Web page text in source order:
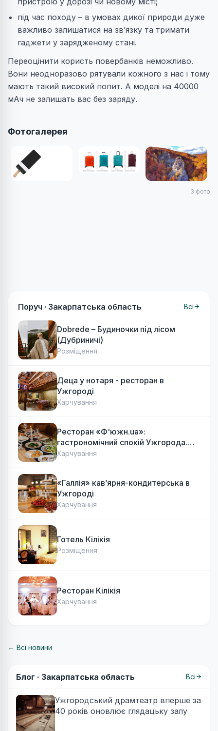
під час походу – в умовах дикої природи дуже
важливо залишатися на зв’язку та тримати
гаджети у зарядженому стані.
Переоцінити користь повербанків неможливо.
Вони неодноразово рятували кожного з нас і тому
мають такий високий попит. А моделі на 40000
мАч не залишать вас без заряду.
Фотогалерея
3 фото
Поруч · Закарпатська область Всі
Dobrede – Будиночки під лісом
(Дубриничі)
Розміщення
Деца у нотаря - ресторан в
Ужгороді
Харчування
Ресторан «Ф'южн.ua»:
гастрономічний спокій Ужгорода.
Авторська локальна кухня, затишок
Харчування
«Галлія» кав’ярня-кондитерська в
Ужгороді
Харчування
Готель Кілікія
Розміщення
Ресторан Кілікія
Харчування
← Всі новини
Блог · Закарпатська область Всі
Ужгородський драмтеатр вперше за
40 років оновлює глядацьку залу